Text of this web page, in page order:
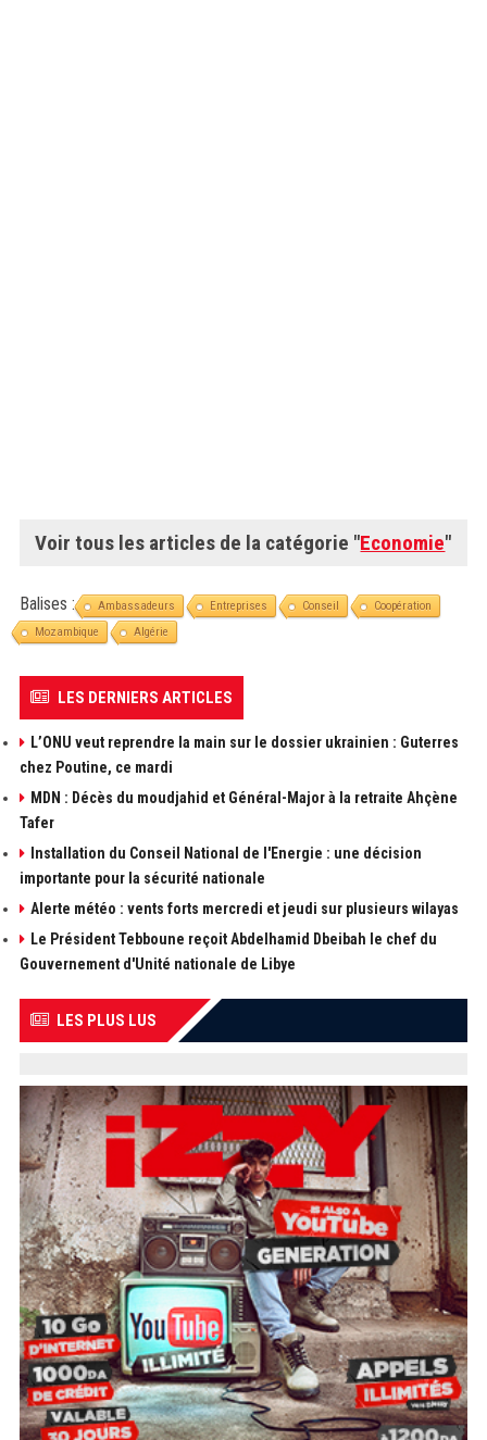
Voir tous les articles de la catégorie "Economie"
Balises : Ambassadeurs Entreprises Conseil
Coopération
Mozambique
Algérie
LES DERNIERS ARTICLES
L’ONU veut reprendre la main sur le dossier ukrainien : Guterres
chez Poutine, ce mardi
MDN : Décès du moudjahid et Général-Major à la retraite Ahçène
Tafer
Installation du Conseil National de l'Energie : une décision
importante pour la sécurité nationale
Alerte météo : vents forts mercredi et jeudi sur plusieurs wilayas
Le Président Tebboune reçoit Abdelhamid Dbeibah le chef du
Gouvernement d'Unité nationale de Libye
LES PLUS LUS